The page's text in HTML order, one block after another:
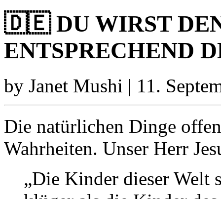
🇩🇪 DU WIRST
ENTSPRECHEND
by Janet Mushi | 11.
Die natürlichen Dinge
Wahrheiten. Unser Herr
„Die Kinder dieser Welt